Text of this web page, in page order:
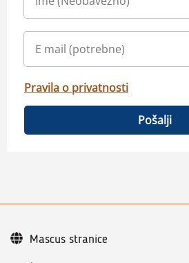
Pravila o privatnosti
Pošalji
Mascus stranice